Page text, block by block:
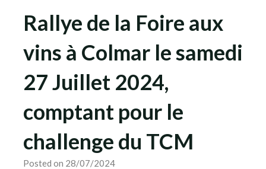
Rallye de la Foire aux
vins à Colmar le samedi
27 Juillet 2024,
comptant pour le
challenge du TCM
Posted on 28/07/2024